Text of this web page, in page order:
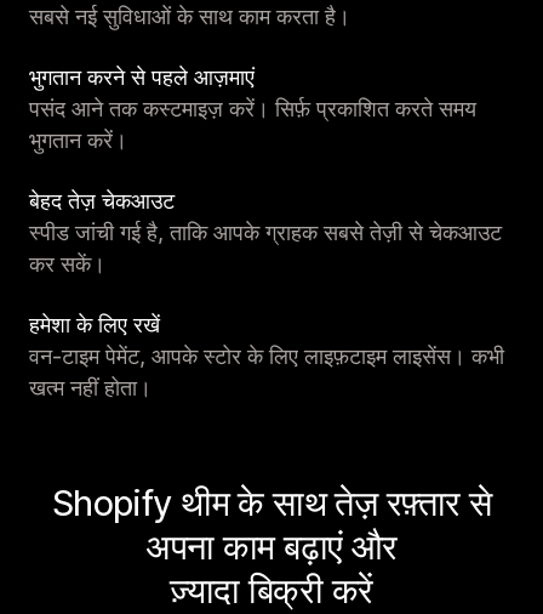
सबसे नई सुविधाओं के साथ काम करता है।
भुगतान करने से पहले आज़माएं
पसंद आने तक कस्टमाइज़ करें। सिर्फ़ प्रकाशित करते समय
भुगतान करें।
बेहद तेज़ चेकआउट
स्पीड जांची गई है, ताकि आपके ग्राहक सबसे तेज़ी से चेकआउट
कर सकें।
हमेशा के लिए रखें
वन-टाइम पेमेंट, आपके स्टोर के लिए लाइफ़टाइम लाइसेंस। कभी
खत्म नहीं होता।
Shopify थीम के साथ तेज़ रफ़्तार से
अपना काम बढ़ाएं और
ज़्यादा बिक्री करें